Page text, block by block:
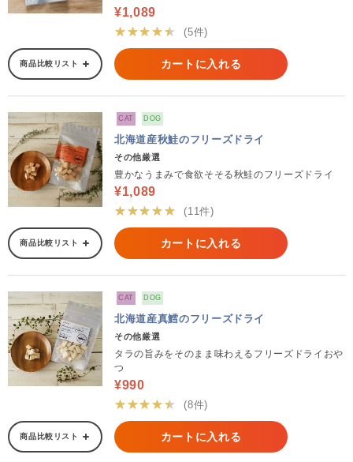
¥1,089
★★★★★
(5件)
商品比較リスト カートに入れる
CAT DOG
北海道産秋鮭のフリーズドライ
その他厳選
豊かなうまみで食欲そそる秋鮭のフリーズドライ
¥1,089
★★★★★
(11件)
商品比較リスト カートに入れる
CAT DOG
北海道産真鱈のフリーズドライ
その他厳選
タラの旨みをそのまま味わえるフリーズドライおや
つ
¥990
★★★★★
(8件)
商品比較リスト カートに入れる